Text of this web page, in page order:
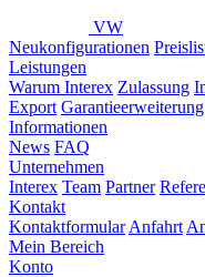
VW
Neukonfigurationen
Leistungen
Warum Interex Zulassung
Export Garantieerweiterung
Informationen
News FAQ
Unternehmen
Interex Team Partner
Kontakt
Kontaktformular Anfahrt
Mein Bereich
Konto